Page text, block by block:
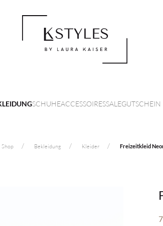
SCHUHEACCESSOIRESSALEGUTSCHEIN
Shop Bekleidung Kleider Freizeitkleid